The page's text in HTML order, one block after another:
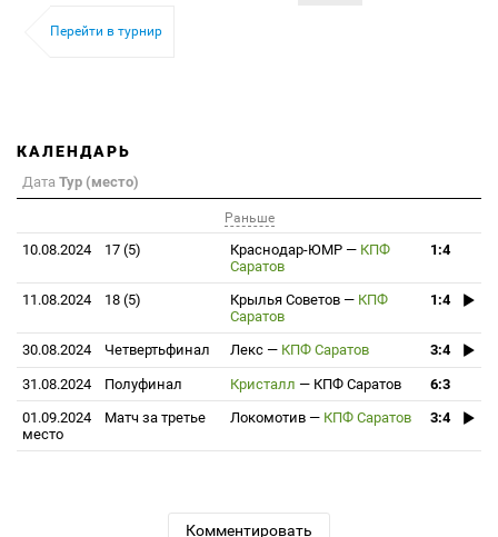
Перейти в турнир
КАЛЕНДАРЬ
Дата Тур (место)
Раньше
10.08.2024 17 (5) Краснодар-ЮМР — КПФ
Саратов
1:4
11.08.2024 18 (5) Крылья Советов — КПФ
Саратов
1:4
30.08.2024 Четвертьфинал Лекс — КПФ Саратов 3:4
31.08.2024 Полуфинал Кристалл — КПФ Саратов
6:3
01.09.2024
Матч за третье
место
Локомотив — КПФ Саратов 3:4
Комментировать